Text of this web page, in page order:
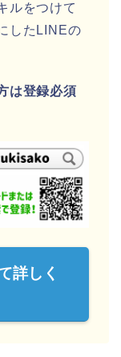
ルをつけて
したLINEの
は登録必須
詳しく